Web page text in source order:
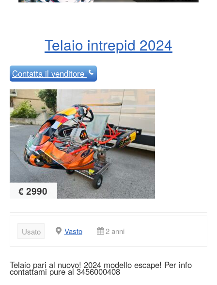
Telaio intrepid 2024
Contattail venditore
€ 2990
Usato Vasto 2 anni
Telaio pari al nuovo! 2024 modello escape! Per info
contattami pure al 3456000408